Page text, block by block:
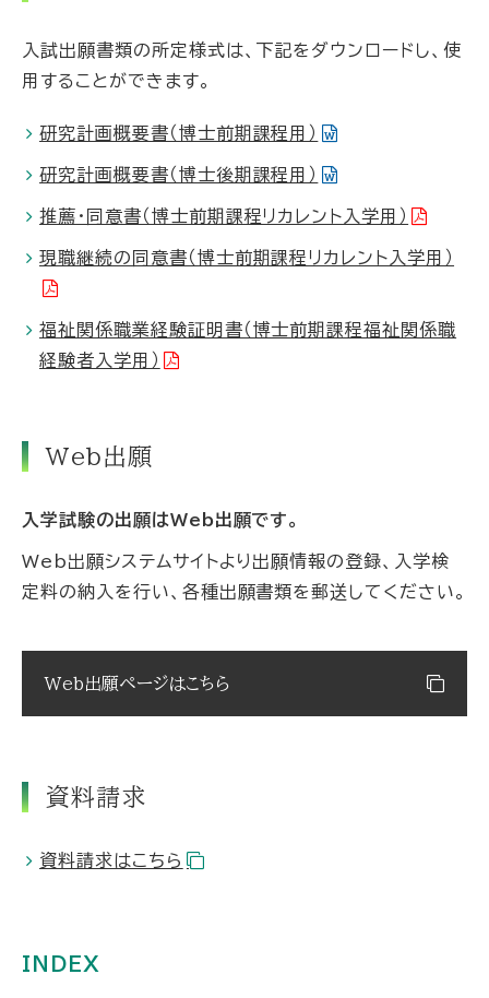
入試出願書類の所定様式は、下記をダウンロードし、使
用することができます。
研究計画概要書（博士前期課程用）
研究計画概要書（博士後期課程用）
推薦・同意書（博士前期課程リカレント入学用）
現職継続の同意書（博士前期課程リカレント入学用）
福祉関係職業経験証明書（博士前期課程福祉関係職
経験者入学用）
Web出願
入学試験の出願はWeb出願です。
Web出願システムサイトより出願情報の登録、入学検
定料の納入を行い、各種出願書類を郵送してください。
Web出願ページはこちら
資料請求
資料請求はこちら
INDEX